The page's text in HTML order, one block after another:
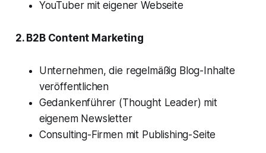
YouTuber mit eigener Webseite
2. B2B Content Marketing
Unternehmen, die regelmäßig Blog-Inhalte
veröffentlichen
Gedankenführer (Thought Leader) mit
eigenem Newsletter
Consulting-Firmen mit Publishing-Seite